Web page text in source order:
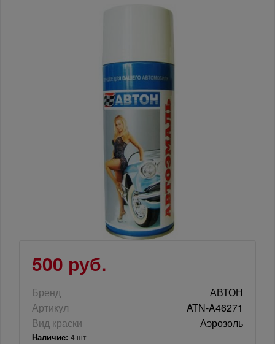
500 руб.
Бренд
АВТОН
Артикул
ATN-A46271
Вид краски
Аэрозоль
Наличие: 4 шт